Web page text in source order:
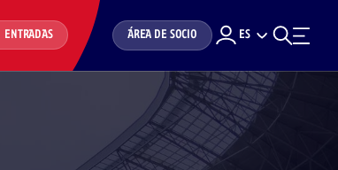
ENTRADAS ÁREA DE SOCIO ES